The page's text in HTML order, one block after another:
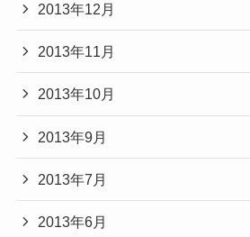
2013年12月
2013年11月
2013年10月
2013年9月
2013年7月
2013年6月